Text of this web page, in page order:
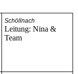
Schöllnach
Leitung: Nina &
Team